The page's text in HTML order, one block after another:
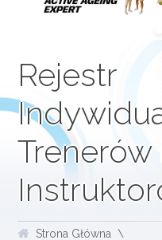
Rejestr
Trenerów
Strona Główna